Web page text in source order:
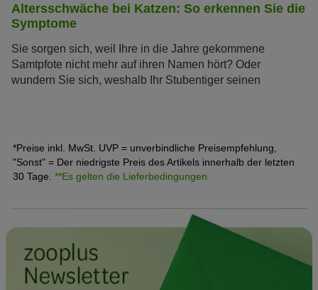
Altersschwäche bei Katzen: So erkennen Sie die
Symptome
Sie sorgen sich, weil Ihre in die Jahre gekommene
Samtpfote nicht mehr auf ihren Namen hört? Oder
wundern Sie sich, weshalb Ihr Stubentiger seinen
Symptome von Altersschwäche bei Ihrer Katze frühzeitig
erkennen und ihr ein altersgerechtes Leben bieten.
*Preise inkl. MwSt. UVP = unverbindliche Preisempfehlung,
"Sonst" = Der niedrigste Preis des Artikels innerhalb der letzten
30 Tage. **Es gelten die Lieferbedingungen